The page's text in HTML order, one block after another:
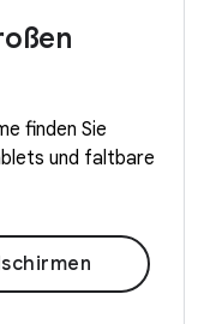
finden Sie
und faltbare